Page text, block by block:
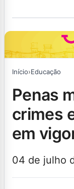
Início›Educação
penas mais duras para
crimes
em
04 de julho